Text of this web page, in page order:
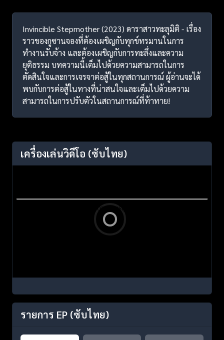
Invincible Stepmother (2023) ดาราสาวทะลุมิติ - เรื่อง
ราวของกูซานจองที่ต้องเผชิญกับทุกข์ทรมานในการ
ทำงานรับจ้าง และต้องเผชิญกับการทะลึ่งและความ
ยุติธรรม บทความนี้เต็มไปด้วยความสามารถในการ
ตัดสินใจและการเจรจาต่อสู้ในทุกสถานการณ์ ผู้อ่านจะได้
พบกับการต่อสู้ในทางที่น่าสนใจและเต็มไปด้วยความ
สามารถในการปรับตัวในสถานการณ์ที่ท้าทาย!
เครื่องเล่นวิดีโอ (ซับไทย)
รายการ EP (ซับไทย)